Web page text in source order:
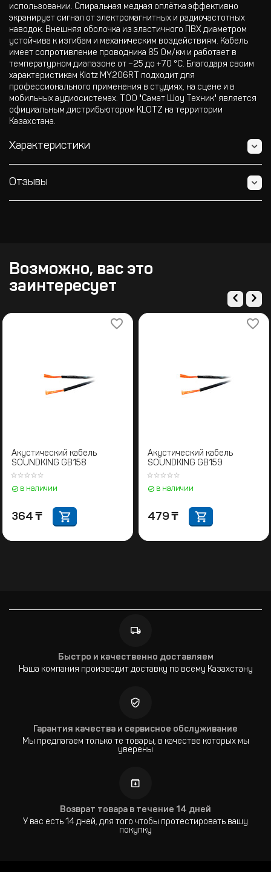
использовании. Спиральная медная оплётка эффективно
экранирует сигнал от электромагнитных и радиочастотных
наводок. Внешняя оболочка из эластичного ПВХ диаметром
устойчива к изгибам и механическим воздействиям. Кабель
имеет сопротивление проводника 85 Ом/км и работает в
температурном диапазоне от –25 до +70 °C. Благодаря своим
характеристикам Klotz MY206RT подходит для
профессионального применения в студиях, на сцене и в
мобильных аудиосистемах. ТОО "Самат Шоу Техник" является
официальным дистрибьютором KLOTZ на территории
Казахстана.
Характеристики
Отзывы
Возможно, вас это
заинтересует
Акустический кабель
SOUNDKING GB158
в наличии
364 ₸
Акустический кабель
SOUNDKING GB159
в наличии
479 ₸
Быстро и качественно доставляем
Наша компания производит доставку по всему Казахстану
Гарантия качества и сервисное обслуживание
Мы предлагаем только те товары, в качестве которых мы
уверены
Возврат товара в течение 14 дней
У вас есть 14 дней, для того чтобы протестировать вашу
покупку